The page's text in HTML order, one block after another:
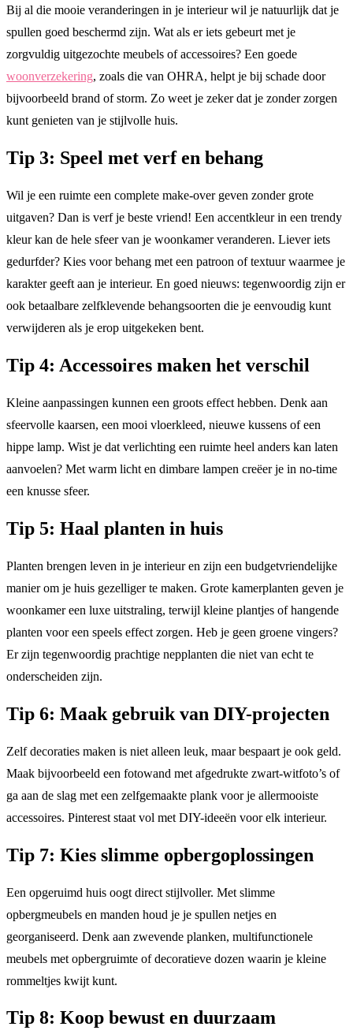
Bij al die mooie veranderingen in je interieur wil je natuurlijk dat je
spullen goed beschermd zijn. Wat als er iets gebeurt met je
zorgvuldig uitgezochte meubels of accessoires? Een goede
woonverzekering, zoals die van OHRA, helpt je bij schade door
bijvoorbeeld brand of storm. Zo weet je zeker dat je zonder zorgen
kunt genieten van je stijlvolle huis.
Tip 3: Speel met verf en behang
Wil je een ruimte een complete make-over geven zonder grote
uitgaven? Dan is verf je beste vriend! Een accentkleur in een trendy
kleur kan de hele sfeer van je woonkamer veranderen. Liever iets
gedurfder? Kies voor behang met een patroon of textuur waarmee je
karakter geeft aan je interieur. En goed nieuws: tegenwoordig zijn er
ook betaalbare zelfklevende behangsoorten die je eenvoudig kunt
verwijderen als je erop uitgekeken bent.
Tip 4: Accessoires maken het verschil
Kleine aanpassingen kunnen een groots effect hebben. Denk aan
sfeervolle kaarsen, een mooi vloerkleed, nieuwe kussens of een
hippe lamp. Wist je dat verlichting een ruimte heel anders kan laten
aanvoelen? Met warm licht en dimbare lampen creëer je in no-time
een knusse sfeer.
Tip 5: Haal planten in huis
Planten brengen leven in je interieur en zijn een budgetvriendelijke
manier om je huis gezelliger te maken. Grote kamerplanten geven je
woonkamer een luxe uitstraling, terwijl kleine plantjes of hangende
planten voor een speels effect zorgen. Heb je geen groene vingers?
Er zijn tegenwoordig prachtige nepplanten die niet van echt te
onderscheiden zijn.
Tip 6: Maak gebruik van DIY-projecten
Zelf decoraties maken is niet alleen leuk, maar bespaart je ook geld.
Maak bijvoorbeeld een fotowand met afgedrukte zwart-witfoto’s of
ga aan de slag met een zelfgemaakte plank voor je allermooiste
accessoires. Pinterest staat vol met DIY-ideeën voor elk interieur.
Tip 7: Kies slimme opbergoplossingen
Een opgeruimd huis oogt direct stijlvoller. Met slimme
opbergmeubels en manden houd je je spullen netjes en
georganiseerd. Denk aan zwevende planken, multifunctionele
meubels met opbergruimte of decoratieve dozen waarin je kleine
rommeltjes kwijt kunt.
Tip 8: Koop bewust en duurzaam